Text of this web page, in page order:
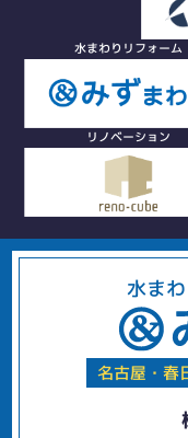
水まわりリフォーム
リノベーション
水ま
名古屋・春